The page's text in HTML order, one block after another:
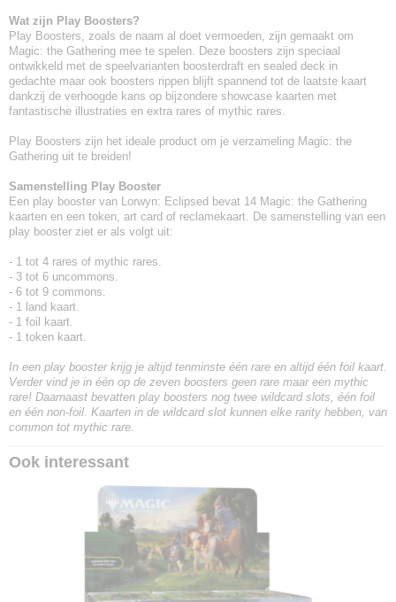
Wat zijn Play Boosters?
Play Boosters, zoals de naam al doet vermoeden, zijn gemaakt om
Magic: the Gathering mee te spelen. Deze boosters zijn speciaal
ontwikkeld met de speelvarianten boosterdraft en sealed deck in
gedachte maar ook boosters rippen blijft spannend tot de laatste kaart
dankzij de verhoogde kans op bijzondere showcase kaarten met
fantastische illustraties en extra rares of mythic rares.
Play Boosters zijn het ideale product om je verzameling Magic: the
Gathering uit te breiden!
Samenstelling Play Booster
Een play booster van Lorwyn: Eclipsed bevat 14 Magic: the Gathering
kaarten en een token, art card of reclamekaart. De samenstelling van een
play booster ziet er als volgt uit:
- 1 tot 4 rares of mythic rares.
- 3 tot 6 uncommons.
- 6 tot 9 commons.
- 1 land kaart.
- 1 foil kaart.
- 1 token kaart.
In een play booster krijg je altijd tenminste één rare en altijd één foil kaart.
Verder vind je in één op de zeven boosters geen rare maar een mythic
rare! Daarnaast bevatten play boosters nog twee wildcard slots, één foil
en één non-foil. Kaarten in de wildcard slot kunnen elke rarity hebben, van
common tot mythic rare.
Ook interessant